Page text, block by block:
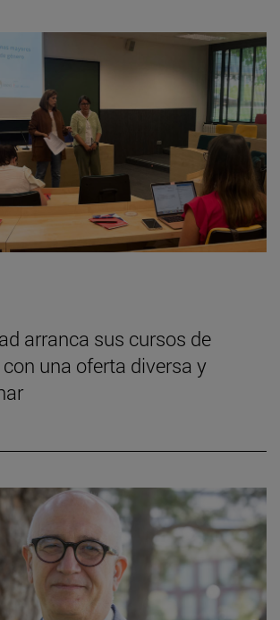
arranca sus cursos de
una oferta diversa y